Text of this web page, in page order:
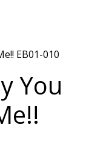
EB01-010
You